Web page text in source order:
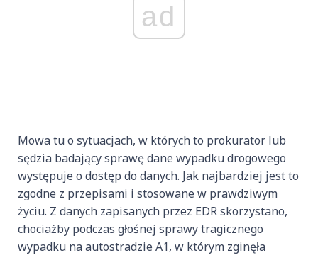
ad
Mowa tu o sytuacjach, w których to prokurator lub
sędzia badający sprawę dane wypadku drogowego
występuje o dostęp do danych. Jak najbardziej jest to
zgodne z przepisami i stosowane w prawdziwym
życiu. Z danych zapisanych przez EDR skorzystano,
chociażby podczas głośnej sprawy tragicznego
wypadku na autostradzie A1, w którym zginęła